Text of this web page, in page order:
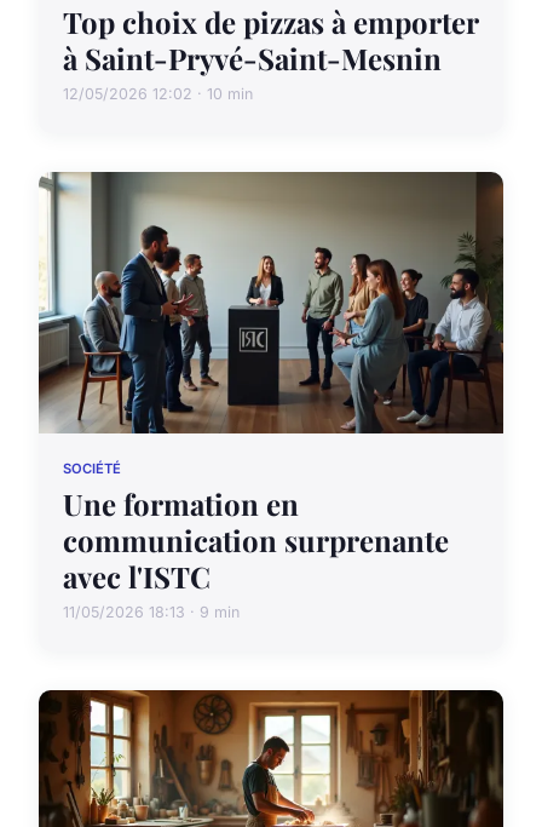
Top choix de pizzas à emporter
à Saint-Pryvé-Saint-Mesnin
12/05/2026 12:02 · 10 min
SOCIÉTÉ
Une formation en
communication surprenante
avec l'ISTC
11/05/2026 18:13 · 9 min